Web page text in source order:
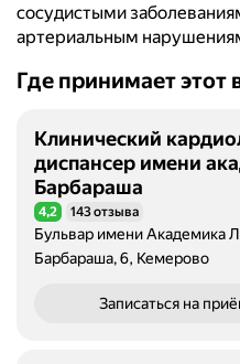
сосудистыми
артериальным
Где принимает этот
Клинический
диспансер имени
Барбараша
Рейтинг 4,2 из 5
4,2 143 отзыва
Бульвар имени Академика
Барбараша, 6, Кемерово
Записаться на